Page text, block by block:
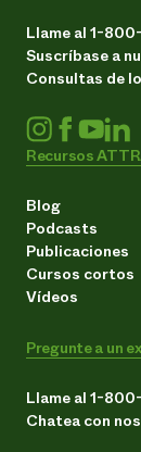
Llame al 1-
Suscríbase a
Consultas de
Recursos
Blog
Podcasts
Publicaciones
Cursos cortos
Vídeos
Pregunte a un
Llame al 1-
Chatea con